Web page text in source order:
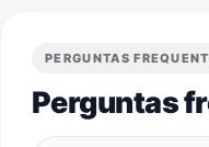
PERGUNTAS
Perguntas